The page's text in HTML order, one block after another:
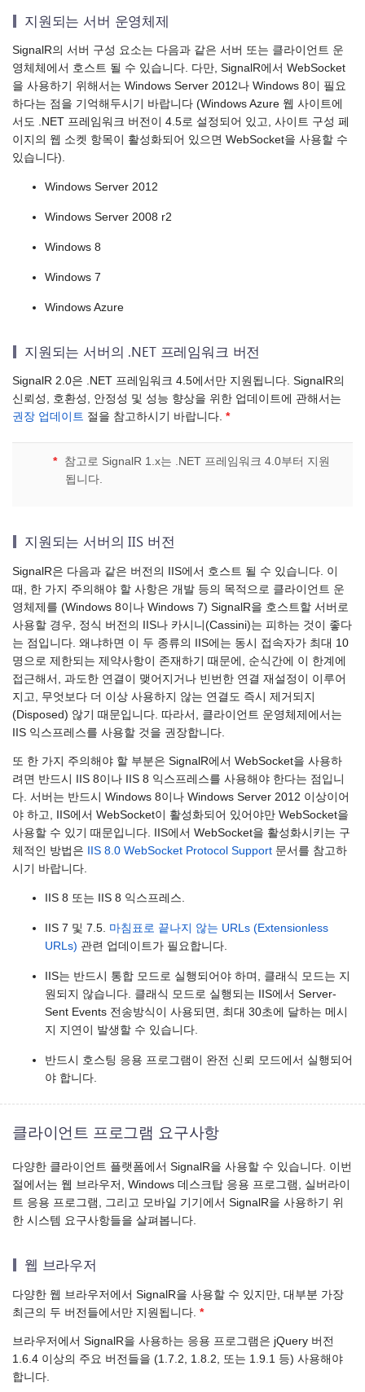
지원되는 서버 운영체제
SignalR의 서버 구성 요소는 다음과 같은 서버 또는 클라이언트 운
영체체에서 호스트 될 수 있습니다. 다만, SignalR에서 WebSocket
을 사용하기 위해서는 Windows Server 2012나 Windows 8이 필요
하다는 점을 기억해두시기 바랍니다 (Windows Azure 웹 사이트에
서도 .NET 프레임워크 버전이 4.5로 설정되어 있고, 사이트 구성 페
이지의 웹 소켓 항목이 활성화되어 있으면 WebSocket을 사용할 수
있습니다).
Windows Server 2012
Windows Server 2008 r2
Windows 8
Windows 7
Windows Azure
지원되는 서버의 .NET 프레임워크 버전
SignalR 2.0은 .NET 프레임워크 4.5에서만 지원됩니다. SignalR의
신뢰성, 호환성, 안정성 및 성능 향상을 위한 업데이트에 관해서는
권장 업데이트 절을 참고하시기 바랍니다. *
*
참고로 SignalR 1.x는 .NET 프레임워크 4.0부터 지원
됩니다.
지원되는 서버의 IIS 버전
SignalR은 다음과 같은 버전의 IIS에서 호스트 될 수 있습니다. 이
때, 한 가지 주의해야 할 사항은 개발 등의 목적으로 클라이언트 운
영체제를 (Windows 8이나 Windows 7) SignalR을 호스트할 서버로
사용할 경우, 정식 버전의 IIS나 카시니(Cassini)는 피하는 것이 좋다
는 점입니다. 왜냐하면 이 두 종류의 IIS에는 동시 접속자가 최대 10
명으로 제한되는 제약사항이 존재하기 때문에, 순식간에 이 한계에
접근해서, 과도한 연결이 맺어지거나 빈번한 연결 재설정이 이루어
지고, 무엇보다 더 이상 사용하지 않는 연결도 즉시 제거되지
(Disposed) 않기 때문입니다. 따라서, 클라이언트 운영체제에서는
IIS 익스프레스를 사용할 것을 권장합니다.
또 한 가지 주의해야 할 부분은 SignalR에서 WebSocket을 사용하
려면 반드시 IIS 8이나 IIS 8 익스프레스를 사용해야 한다는 점입니
다. 서버는 반드시 Windows 8이나 Windows Server 2012 이상이어
야 하고, IIS에서 WebSocket이 활성화되어 있어야만 WebSocket을
사용할 수 있기 때문입니다. IIS에서 WebSocket을 활성화시키는 구
체적인 방법은
IIS 8.0 WebSocket Protocol Support 문서를 참고하
시기 바랍니다.
IIS 8 또는 IIS 8 익스프레스.
IIS 7 및 7.5. 마침표로 끝나지 않는 URLs (Extensionless
URLs) 관련 업데이트가 필요합니다.
IIS는 반드시 통합 모드로 실행되어야 하며, 클래식 모드는 지
원되지 않습니다. 클래식 모드로 실행되는 IIS에서 Server-
Sent Events 전송방식이 사용되면, 최대 30초에 달하는 메시
지 지연이 발생할 수 있습니다.
반드시 호스팅 응용 프로그램이 완전 신뢰 모드에서 실행되어
야 합니다.
클라이언트 프로그램 요구사항
다양한 클라이언트 플랫폼에서 SignalR을 사용할 수 있습니다. 이번
절에서는 웹 브라우저, Windows 데스크탑 응용 프로그램, 실버라이
트 응용 프로그램, 그리고 모바일 기기에서 SignalR을 사용하기 위
한 시스템 요구사항들을 살펴봅니다.
웹 브라우저
다양한 웹 브라우저에서 SignalR을 사용할 수 있지만, 대부분 가장
최근의 두 버전들에서만 지원됩니다. *
브라우저에서 SignalR을 사용하는 응용 프로그램은 jQuery 버전
1.6.4 이상의 주요 버전들을 (1.7.2, 1.8.2, 또는 1.9.1 등) 사용해야
합니다.